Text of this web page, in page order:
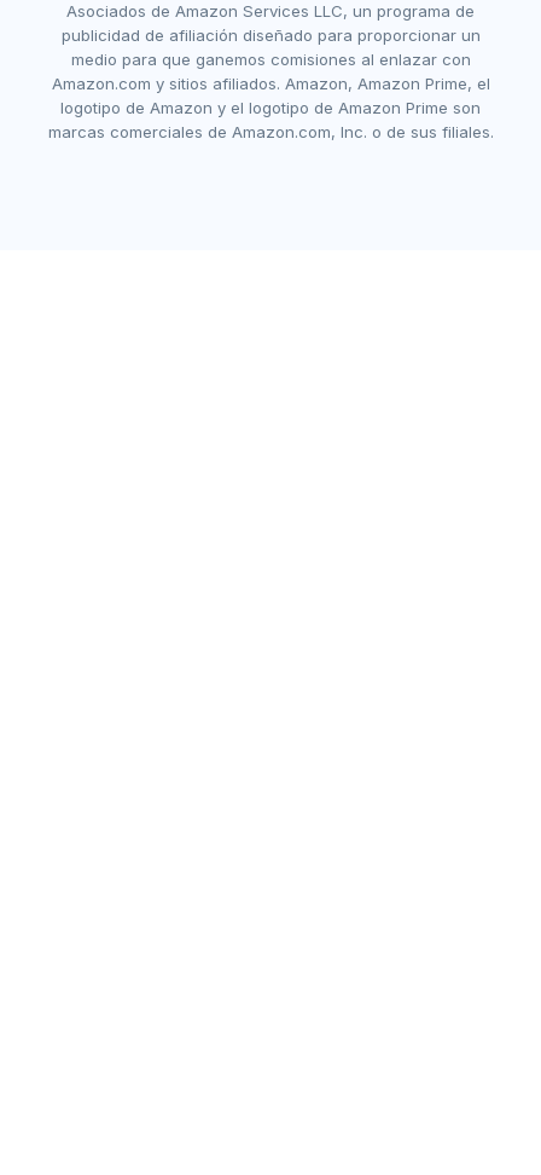
Asociados de Amazon Services LLC, un programa de
publicidad de afiliación diseñado para proporcionar un
medio para que ganemos comisiones al enlazar con
Amazon.com y sitios afiliados. Amazon, Amazon Prime, el
logotipo de Amazon y el logotipo de Amazon Prime son
marcas comerciales de Amazon.com, Inc. o de sus filiales.